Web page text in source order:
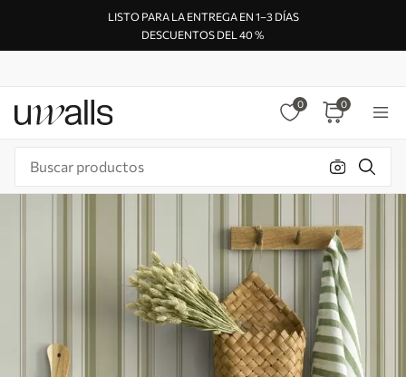
LISTO PARA LA ENTREGA EN 1–3 DÍAS
DESCUENTOS DEL 40 %
0 0